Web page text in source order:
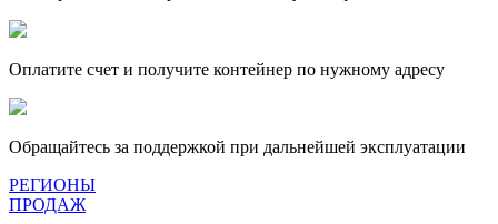
Оплатите счет и получите контейнер по нужному адресу
Обращайтесь за поддержкой при дальнейшей эксплуатации
РЕГИОНЫ
ПРОДАЖ